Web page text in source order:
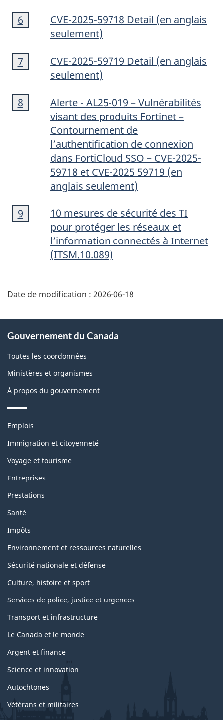
de
page
Note
de
de
page
CVE-2025-59718 Detail (en anglais
seulement)
Retour à la note de bas de page
6 référente
Note
de
de
page
CVE-2025-59719 Detail (en anglais
seulement)
Retour à la note de bas de page
7 référente
Note
de
Alerte - AL25-019 – Vulnérabilités
visant des produits Fortinet –
Contournement de
l’authentification de connexion
dans FortiCloud SSO – CVE-2025-
59718 et CVE-2025 59719 (en
anglais seulement)
Retour à la note de bas de page
8 référente
Note
de
10 mesures de sécurité des TI
pour protéger les réseaux et
l’information connectés à Internet
(ITSM.10.089)
Retour à la note de bas de page
9 référente
Date de modification : 2026-06-18
propos
de
ce
Gouvernement du Canada
Toutes les coordonnées
Ministères et organismes
À propos du gouvernement
Thèmes
sujets
Emplois
Immigration et citoyenneté
Voyage et tourisme
Entreprises
Prestations
Santé
Impôts
Environnement et ressources naturelles
Sécurité nationale et défense
Culture, histoire et sport
Services de police, justice et urgences
Transport et infrastructure
Le Canada et le monde
Argent et finance
Science et innovation
Autochtones
Vétérans et militaires